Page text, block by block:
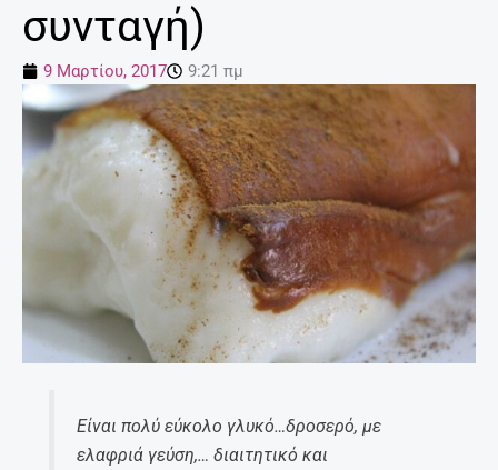
συνταγή)
9 Μαρτίου, 2017 9:21 πμ
Είναι πολύ εύκολο γλυκό…δροσερό, με
ελαφριά γεύση,… διαιτητικό και